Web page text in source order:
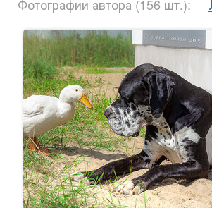
Фотографии автора (156 шт.):